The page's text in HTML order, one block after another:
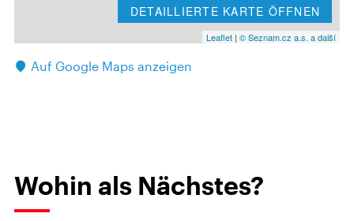
DETAILLIERTE KARTE ÖFFNEN
Leaflet | © Seznam.cz a.s. a další
Auf Google Maps anzeigen
Wohin als Nächstes?